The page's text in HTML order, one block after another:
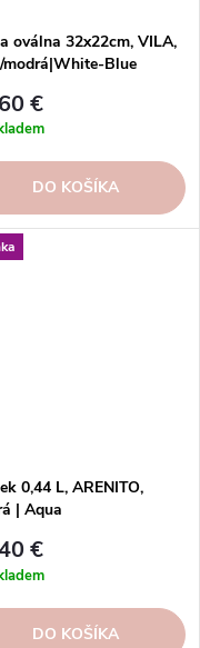
oválna 32x22cm, VILA,
modrá|White-Blue
€
DO KOŠÍKA
0,44 L, ARENITO,
| Aqua
€
DO KOŠÍKA